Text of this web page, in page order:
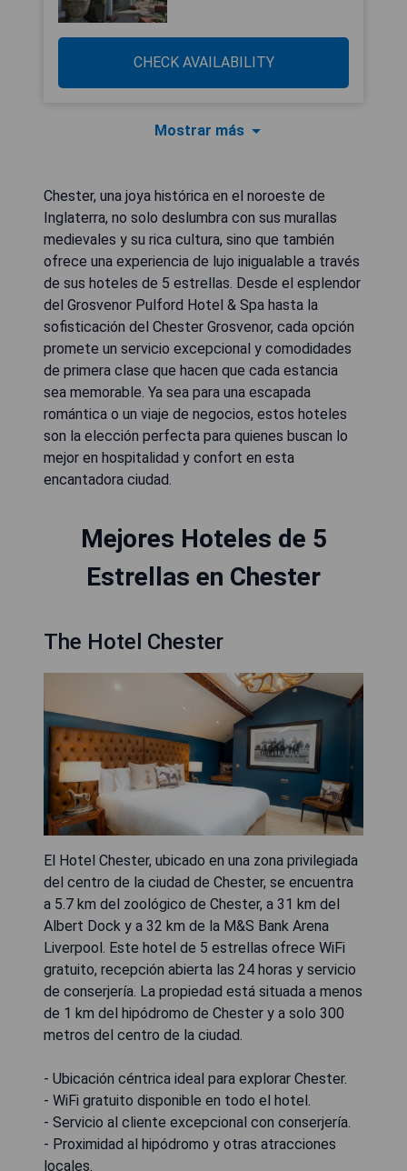
CHECK AVAILABILITY
Mostrar más
Chester, una joya histórica en el noroeste de
Inglaterra, no solo deslumbra con sus murallas
medievales y su rica cultura, sino que también
ofrece una experiencia de lujo inigualable a través
de sus hoteles de 5 estrellas. Desde el esplendor
del Grosvenor Pulford Hotel & Spa hasta la
sofisticación del Chester Grosvenor, cada opción
promete un servicio excepcional y comodidades
de primera clase que hacen que cada estancia
sea memorable. Ya sea para una escapada
romántica o un viaje de negocios, estos hoteles
son la elección perfecta para quienes buscan lo
mejor en hospitalidad y confort en esta
encantadora ciudad.
Mejores Hoteles de 5
Estrellas en Chester
The Hotel Chester
El Hotel Chester, ubicado en una zona privilegiada
del centro de la ciudad de Chester, se encuentra
a 5.7 km del zoológico de Chester, a 31 km del
Albert Dock y a 32 km de la M&S Bank Arena
Liverpool. Este hotel de 5 estrellas ofrece WiFi
gratuito, recepción abierta las 24 horas y servicio
de conserjería. La propiedad está situada a menos
de 1 km del hipódromo de Chester y a solo 300
metros del centro de la ciudad.
- Ubicación céntrica ideal para explorar Chester.
- WiFi gratuito disponible en todo el hotel.
- Servicio al cliente excepcional con conserjería.
- Proximidad al hipódromo y otras atracciones
locales.